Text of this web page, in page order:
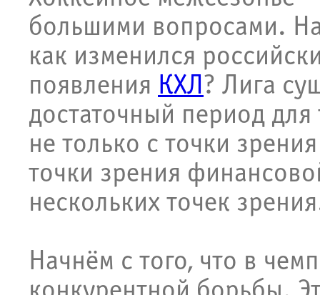
большими вопросами.
как изменился
появления КХЛ ? Лига
достаточный период
не только с точки
точки зрения
нескольких точек
Начнём с того, что в